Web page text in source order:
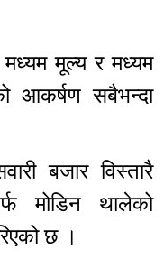
मूल्य र मध्यम
आकर्षण सबैभन्दा
बजार विस्तारै
मोडिन थालेको
छ ।